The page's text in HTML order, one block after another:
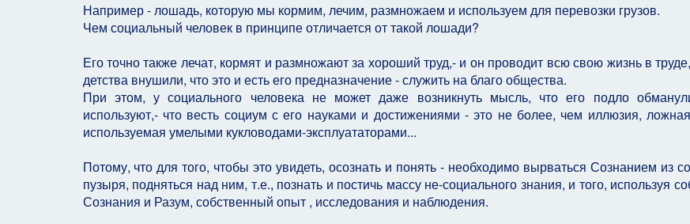
Например - лошадь, которую мы кормим, лечим, размножаем и используем для перевозки грузов.
Чем социальный человек в принципе отличается от такой лошади?
Его точно также лечат, кормят и размножают за хороший труд,- и он проводит всю свою жизнь в
детства внушили, что это и есть его предназначение - служить на благо общества.
При этом, у социального человека не может даже возникнуть мысль, что его подло
используют,- что весть социум с его науками и достижениями - это не более, чем иллюзия,
используемая умелыми кукловодами-эксплуататорами...
Потому, что для того, чтобы это увидеть, осознать и понять - необходимо вырваться Сознанием из
пузыря, подняться над ним, т.е., познать и постичь массу не-социального знания, и того, используя
Сознания и Разум, собственный опыт , исследования и наблюдения.